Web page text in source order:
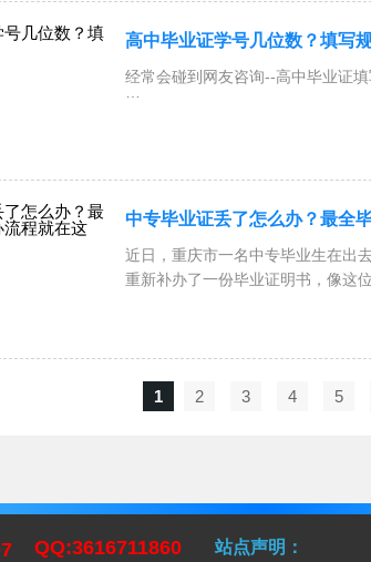
高中毕业证学号几位数？填写
经常会碰到网友咨询--高中毕业证
中专毕业证丢了怎么办？最全
近日，重庆市一名中专毕业生在出
重新补办了一份毕业证明书，像这
1 2 3 4 5
QQ:3616711860 站点声明：